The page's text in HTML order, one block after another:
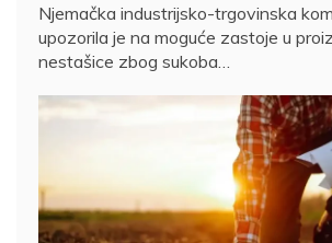
Njemačka industrijsko-trgovinska
upozorila je na moguće zastoje u
nestašice zbog sukoba…